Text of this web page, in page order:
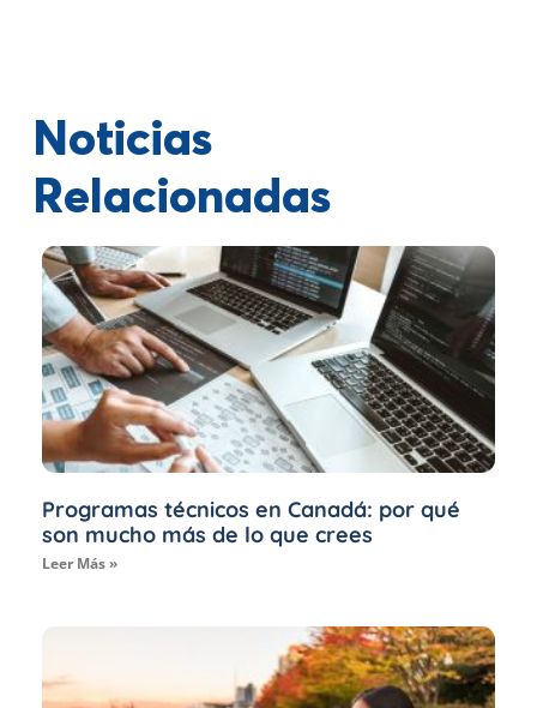
Noticias
Relacionadas
Programas técnicos en Canadá: por qué
son mucho más de lo que crees
Leer Más »